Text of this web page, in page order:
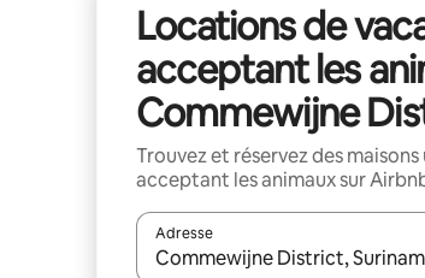
Locations de
acceptant les
Commewijne
Trouvez et réservez des maisons
acceptant les animaux sur
Adresse
Lorsque les résultats s'affichent,